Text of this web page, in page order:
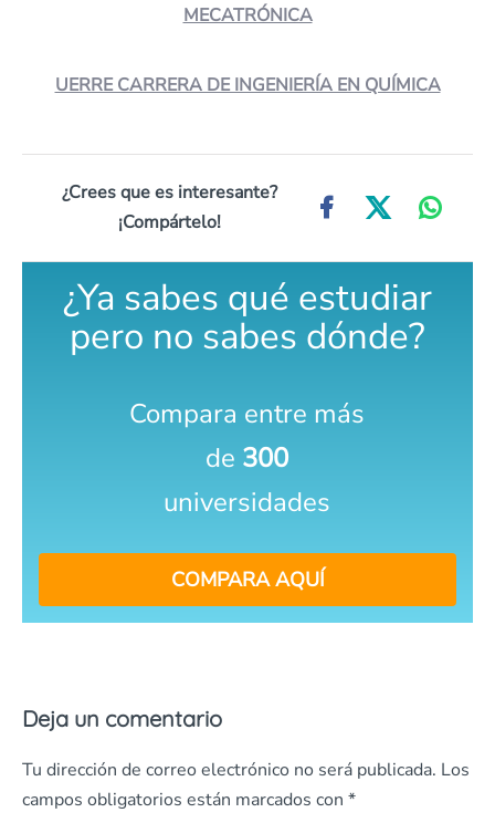
MECATRÓNICA
UERRE CARRERA DE INGENIERÍA EN QUÍMICA
¿Crees que es interesante?
¡Compártelo!
¿Ya sabes qué estudiar
pero no sabes dónde?
Compara entre más
de 300
universidades
COMPARA AQUÍ
Deja un comentario
Tu dirección de correo electrónico no será publicada. Los
campos obligatorios están marcados con *